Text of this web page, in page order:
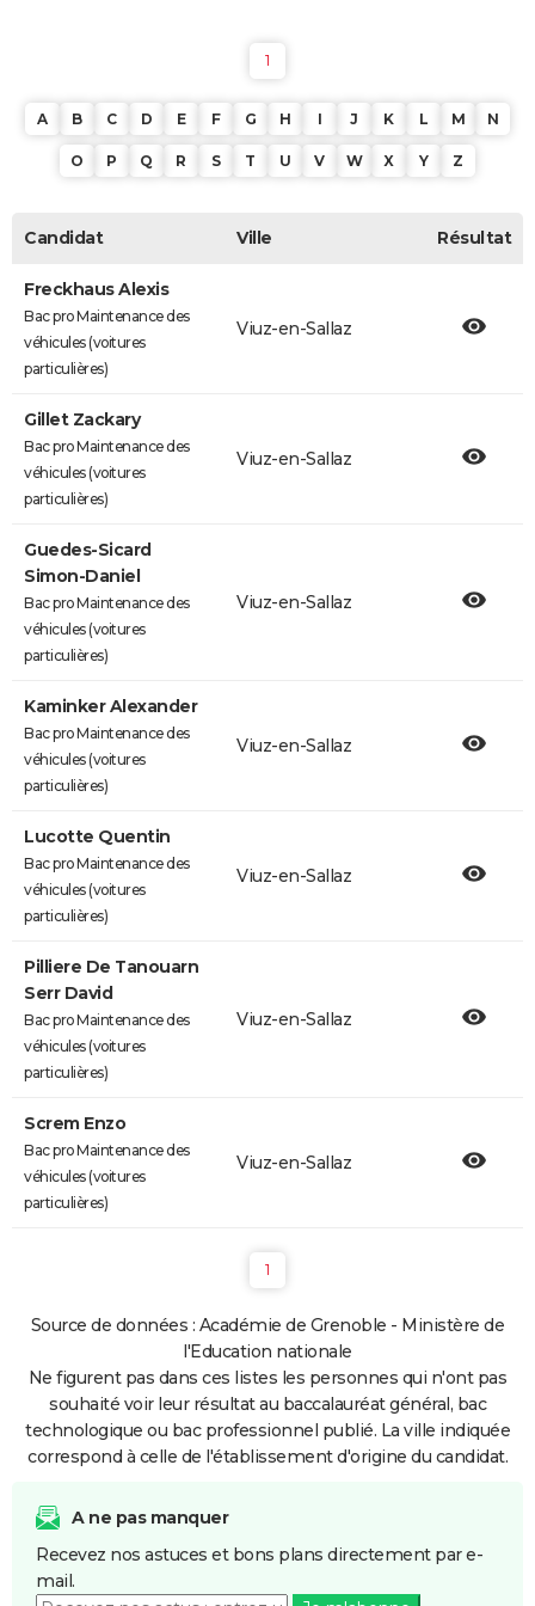
1
A B C D E F G H I J K L M N
O P Q R S T U V W X Y Z
Candidat Ville Résultat
Freckhaus Alexis
Bac pro Maintenance des
véhicules (voitures
particulières)
Viuz-en-Sallaz
Gillet Zackary
Bac pro Maintenance des
véhicules (voitures
particulières)
Viuz-en-Sallaz
Guedes-Sicard
Simon-Daniel
Bac pro Maintenance des
véhicules (voitures
particulières)
Viuz-en-Sallaz
Kaminker Alexander
Bac pro Maintenance des
véhicules (voitures
particulières)
Viuz-en-Sallaz
Lucotte Quentin
Bac pro Maintenance des
véhicules (voitures
particulières)
Viuz-en-Sallaz
Pilliere De Tanouarn
Serr David
Bac pro Maintenance des
véhicules (voitures
particulières)
Viuz-en-Sallaz
Screm Enzo
Bac pro Maintenance des
véhicules (voitures
particulières)
Viuz-en-Sallaz
1
Source de données : Académie de Grenoble - Ministère de
l'Education nationale
Ne figurent pas dans ces listes les personnes qui n'ont pas
souhaité voir leur résultat au baccalauréat général, bac
technologique ou bac professionnel publié. La ville indiquée
correspond à celle de l'établissement d'origine du candidat.
A ne pas manquer
Recevez nos astuces et bons plans directement par e-
mail.